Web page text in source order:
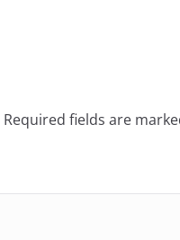
Required fields are